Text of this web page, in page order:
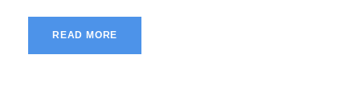
READ MORE